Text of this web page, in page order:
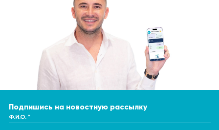
Подпишись на новостную рассылку
Ф.И.О. *